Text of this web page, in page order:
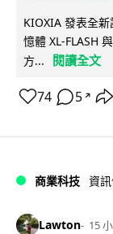
KIOXIA 發表全
憶體 XL-FLASH
方...
閱讀全文
74 5 ↗
商業科技 資
Lawton 15